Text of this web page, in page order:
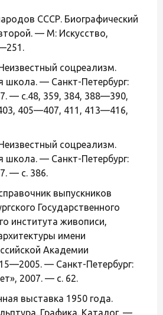
СССР. Биографический
— М: Искусство,
соцреализм.
школа. — Санкт-Петербург:
— с.48, 359, 384, 388—390,
405—407, 411, 413—416,
соцреализм.
школа. — Санкт-Петербург:
— с. 386.
выпускников
Государственного
института живописи,
имени
Академии
— Санкт-Петербург:
2007. — с. 62.
выставка 1950 года.
Графика. Каталог. —